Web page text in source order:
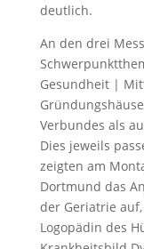
deutlich.
An den drei
Gesundheit |
Verbundes als
Dies jeweils
zeigten am
Dortmund das
der Geriatrie
Logopädin des